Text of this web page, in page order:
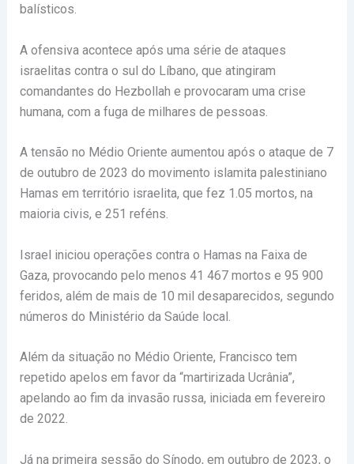
balísticos.
A ofensiva acontece após uma série de ataques
israelitas contra o sul do Líbano, que atingiram
comandantes do Hezbollah e provocaram uma crise
humana, com a fuga de milhares de pessoas.
A tensão no Médio Oriente aumentou após o ataque de 7
de outubro de 2023 do movimento islamita palestiniano
Hamas em território israelita, que fez 1.05 mortos, na
maioria civis, e 251 reféns.
Israel iniciou operações contra o Hamas na Faixa de
Gaza, provocando pelo menos 41 467 mortos e 95 900
feridos, além de mais de 10 mil desaparecidos, segundo
números do Ministério da Saúde local.
Além da situação no Médio Oriente, Francisco tem
repetido apelos em favor da “martirizada Ucrânia”,
apelando ao fim da invasão russa, iniciada em fevereiro
de 2022.
Já na primeira sessão do Sínodo, em outubro de 2023, o